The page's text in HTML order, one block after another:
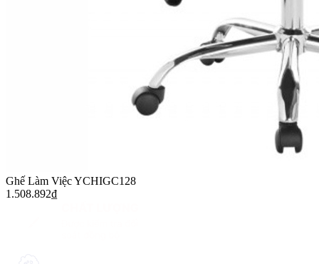
Ghế Làm Việc YCHIGC128
1.508.892₫